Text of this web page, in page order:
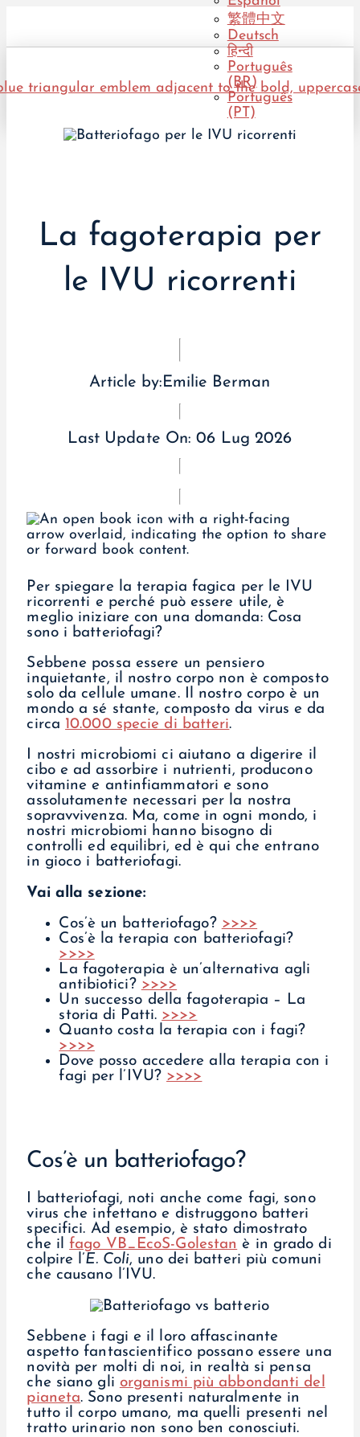
繁體中文
Deutsch
हिन्दी
Português
(BR)
Português
(PT)
La fagoterapia per
le IVU ricorrenti
Article by:Emilie Berman
Last Update On:06 Lug 2026
Per spiegare la terapia fagica per le IVU
ricorrenti e perché può essere utile, è
meglio iniziare con una domanda: Cosa
sono i batteriofagi?
Sebbene possa essere un pensiero
inquietante, il nostro corpo non è composto
solo da cellule umane. Il nostro corpo è un
mondo a sé stante, composto da virus e da
circa 10.000 specie di batteri.
I nostri microbiomi ci aiutano a digerire il
cibo e ad assorbire i nutrienti, producono
vitamine e antinfiammatori e sono
assolutamente necessari per la nostra
sopravvivenza. Ma, come in ogni mondo, i
nostri microbiomi hanno bisogno di
controlli ed equilibri, ed è qui che entrano
in gioco i batteriofagi.
Vai alla sezione:
Cos’è un batteriofago? >>>>
Cos’è la terapia con batteriofagi?
>>>>
La fagoterapia è un’alternativa agli
antibiotici? >>>>
Un successo della fagoterapia – La
storia di Patti. >>>>
Quanto costa la terapia con i fagi?
>>>>
Dove posso accedere alla terapia con i
fagi per l’IVU? >>>>
Cos’è un batteriofago?
I batteriofagi, noti anche come fagi, sono
virus che infettano e distruggono batteri
specifici. Ad esempio, è stato dimostrato
che ilfago VB_EcoS-Golestan è in grado di
colpire l’ E. Coli, uno dei batteri più comuni
che causano l’IVU.
Sebbene i fagi e il loro affascinante
aspetto fantascientifico possano essere una
novità per molti di noi, in realtà si pensa
che siano gli organismi più abbondanti del
pianeta. Sono presenti naturalmente in
tutto il corpo umano, ma quelli presenti nel
tratto urinario non sono ben conosciuti.